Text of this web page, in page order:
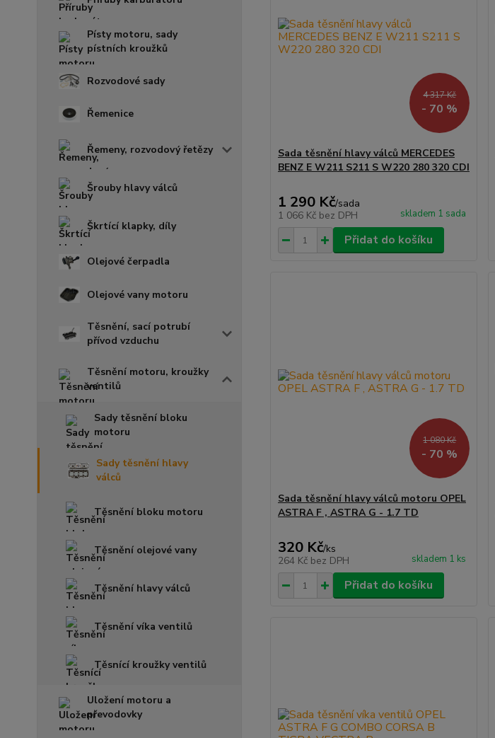
Písty motoru, sady
pístních kroužků
Rozvodové sady
Řemenice
Řemeny, rozvodový řetězy
Šrouby hlavy válců
Škrtící klapky, díly
Olejové čerpadla
Olejové vany motoru
Těsnění, sací potrubí
přívod vzduchu
Těsnění motoru, kroužky
ventilů
Sady těsnění bloku
motoru
Sady těsnění hlavy
válců
Těsnění bloku motoru
Těsnění olejové vany
Těsnění hlavy válců
Těsnění víka ventilů
Těsnící kroužky ventilů
Uložení motoru a
převodovky
4 317 Kč
- 70 %
Sada těsnění hlavy válců MERCEDES
BENZ E W211 S211 S W220 280 320 CDI
1 290 Kč/sada
1 066 Kč bez DPH skladem 1 sada
Přidat do košíku
1 080 Kč
- 70 %
Sada těsnění hlavy válců motoru OPEL
ASTRA F , ASTRA G - 1.7 TD
320 Kč/ks
264 Kč bez DPH skladem 1 ks
Přidat do košíku